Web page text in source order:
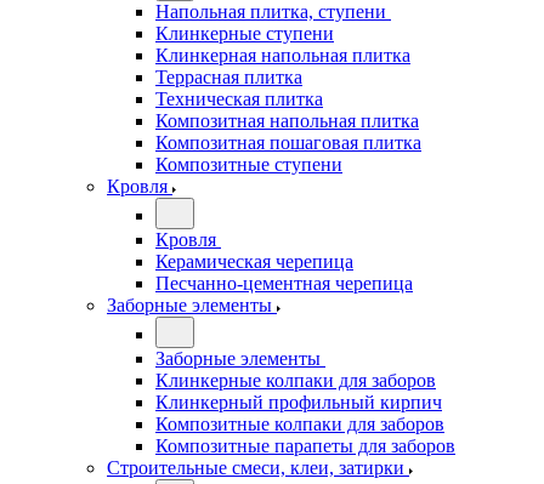
Напольная плитка, ступени
Клинкерные ступени
Клинкерная напольная плитка
Террасная плитка
Техническая плитка
Композитная напольная плитка
Композитная пошаговая плитка
Композитные ступени
Кровля
Кровля
Керамическая черепица
Песчанно-цементная черепица
Заборные элементы
Заборные элементы
Клинкерные колпаки для заборов
Клинкерный профильный кирпич
Композитные колпаки для заборов
Композитные парапеты для заборов
Строительные смеси, клеи, затирки